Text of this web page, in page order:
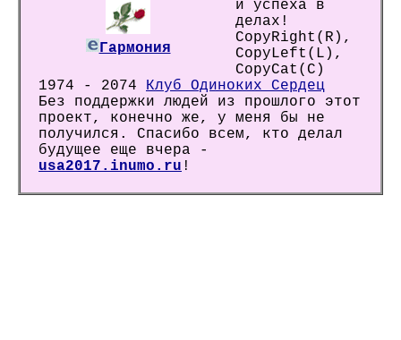
Гармония
и успеха в
делах!
CopyRight(R),
CopyLeft(L),
CopyCat(C)
1974 - 2074 Клуб Одиноких Сердец
Без поддержки людей из прошлого этот
проект, конечно же, у меня бы не
получился. Спасибо всем, кто делал
будущее еще вчера -
usa2017.inumo.ru !